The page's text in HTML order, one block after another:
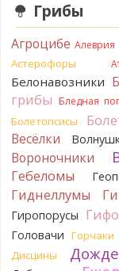
что это
часть видно, что
на срезе нет.
Кожица со шляпки
обламываются
2 часа назад
получится? У них
при этом мякоть
нажатии. Только
пожелтела, но
Tatiana_A
Tatiana_A
Грибы
Агроцибе Алеврия
Астерофоры
Белонавозники
грибы Бледная
Болетопсисы
Весёлки
Вороночники
Гебеломы
Гиднеллумы
Гиропорусы
Головачи Горчаки
Дисцины